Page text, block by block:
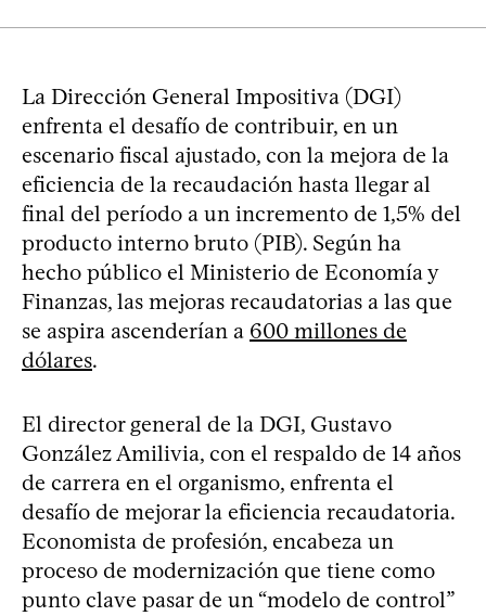
La Dirección General Impositiva (DGI)
enfrenta el desafío de contribuir, en un
escenario fiscal ajustado, con la mejora de la
eficiencia de la recaudación hasta llegar al
final del período a un incremento de 1,5% del
producto interno bruto (PIB). Según ha
hecho público el Ministerio de Economía y
Finanzas, las mejoras recaudatorias a las que
se aspira ascenderían a 600 millones de
dólares.
El director general de la DGI, Gustavo
González Amilivia, con el respaldo de 14 años
de carrera en el organismo, enfrenta el
desafío de mejorar la eficiencia recaudatoria.
Economista de profesión, encabeza un
proceso de modernización que tiene como
punto clave pasar de un “modelo de control”